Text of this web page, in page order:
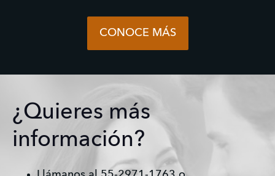
CONOCE MÁS
¿Quieres más
información?